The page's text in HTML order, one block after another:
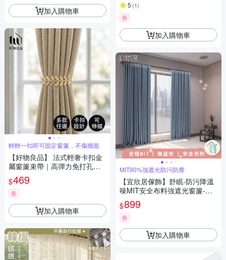
加入購物車
輕輕一扣即可固定窗簾，不傷牆面
【好物良品】 法式輕奢卡扣金
屬窗簾束帶｜高彈力免打孔綁
帶 居家軟裝美學
$469
券
加入購物車
5 (1)
券
加入購物車
MIT90%強遮光防污防塵
【宜欣居傢飾】舒眠-防污降溫
噪MIT安全布料強遮光窗簾-W1
45*H210cm一窗2片-總寬290c
m(窗簾/拉簾/門簾/隔間/除舊佈
新)
$899
券
加入購物車